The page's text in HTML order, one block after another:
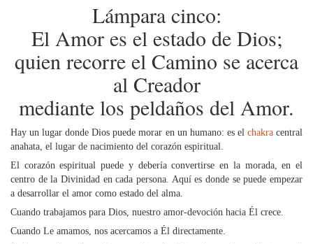
Lámpara cinco:
El Amor es el estado de Dios;
quien recorre el Camino se acerca
al Creador
mediante los peldaños del Amor.
Hay un lugar donde Dios puede morar en un humano: es el chakracentral
anahata, el lugar de nacimiento del corazón espiritual.
El corazón espiritual puede y debería convertirse en la morada, en el
centro de la Divinidad en cada persona. Aquí es donde se puede empezar
a desarrollar el amor como estado del alma.
Cuando trabajamos para Dios, nuestro amor-devoción hacia Él crece.
Cuando Le amamos, nos acercamos a Él directamente.